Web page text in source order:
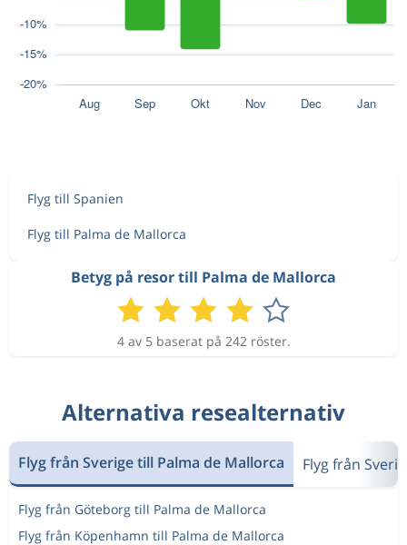
Flyg till Spanien
Flyg till Palma de Mallorca
Betyg på resor till Palma de Mallorca
4 av 5 baserat på 242 röster.
Alternativa resealternativ
Flyg från Sverige till Palma de Mallorca Flyg från
Flyg från Göteborg till Palma de Mallorca
Flyg från Köpenhamn till Palma de Mallorca